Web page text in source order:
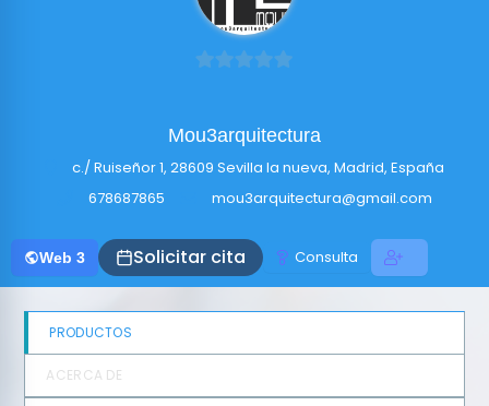
5
Mou3arquitectura
c./ Ruiseñor 1, 28609 Sevilla la nueva, Madrid, España
678687865
mou3arquitectura@gmail.com
Web 3 Solicitar cita Consulta
PRODUCTOS
ACERCA DE